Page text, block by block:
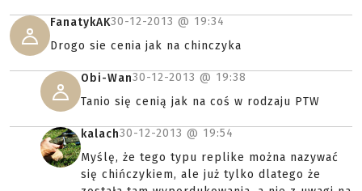
FanatykAK30-12-2013 @ 19:34
Drogo sie cenia jak na chinczyka
Obi-Wan30-12-2013 @ 19:38
Tanio się cenią jak na coś w rodzaju PTW
kalach30-12-2013 @ 19:54
Myślę, że tego typu replike można nazywać
się chińczykiem, ale już tylko dlatego że